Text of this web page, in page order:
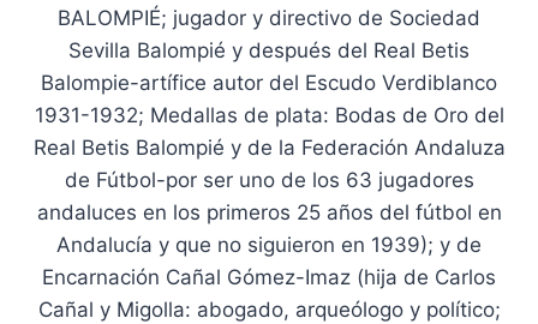
BALOMPIÉ; jugador y directivo de Sociedad
Sevilla Balompié y después del Real Betis
Balompie-artífice autor del Escudo Verdiblanco
1931-1932; Medallas de plata: Bodas de Oro del
Real Betis Balompié y de la Federación Andaluza
de Fútbol-por ser uno de los 63 jugadores
andaluces en los primeros 25 años del fútbol en
Andalucía y que no siguieron en 1939); y de
Encarnación Cañal Gómez-Imaz (hija de Carlos
Cañal y Migolla: abogado, arqueólogo y político;